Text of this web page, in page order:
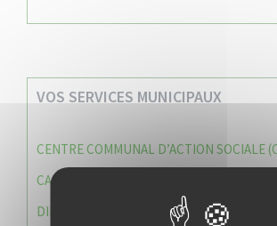
VOS SERVICES MUNICIPAUX
CENTRE COMMUNAL D’ACTION SOCIALE
CAISSE DES ÉCOLES
DIRECTION DES SERVICES TECHNIQUES